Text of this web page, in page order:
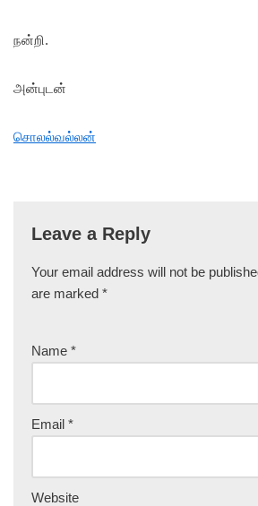
நன்றி.
அன்புடன்
சொலல்வல்லன்
Leave a Reply
Your email address will not be
are marked *
Name *
Email *
Website